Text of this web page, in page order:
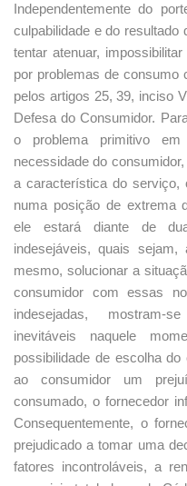
Independentemente do
culpabilidade e do resultado
tentar atenuar,
por problemas de consumo
pelos artigos 25, 39, inciso
Defesa do Consumidor.
o problema primitivo
necessidade do
a característica do serviço,
numa posição de extrema
ele estará diante de
indesejáveis, quais
mesmo, solucionar a
consumidor com essas
indesejadas, mostram-
inevitáveis naquele
possibilidade de escolha
ao consumidor um
consumado, o fornecedor
Consequentemente, o
prejudicado a tomar uma
fatores incontroláveis, a